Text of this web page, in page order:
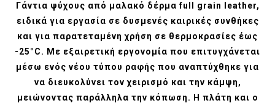
Γάντια ψύχους από μαλακό δέρμα full grain leather,
ειδικά για εργασία σε δυσμενές καιρικές συνθήκες
και για παρατεταμένη χρήση σε θερμοκρασίες έως
-25°C. Με εξαιρετική εργονομία που επιτυγχάνεται
μέσω ενός νέου τύπου ραφής που αναπτύχθηκε για
να διευκολύνει τον χειρισμό και την κάμψη,
μειώνοντας παράλληλα την κόπωση. Η πλάτη και ο